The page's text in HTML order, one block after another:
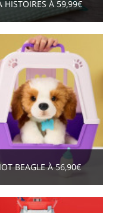
HISTOIRES À 59,99€
BEAGLE À 56,90€